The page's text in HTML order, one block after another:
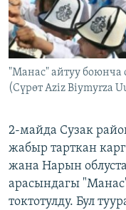
ЫҢГАЙСЫЗ СУРООЛОР
ЭЕ/АРнун бардык
"Манас" айтуу боюнча
(Сүрөт Aziz Biymyrza
2-майда Сузак
жабыр тарткан
жана Нарын
арасындагы
токтотулду. Бул